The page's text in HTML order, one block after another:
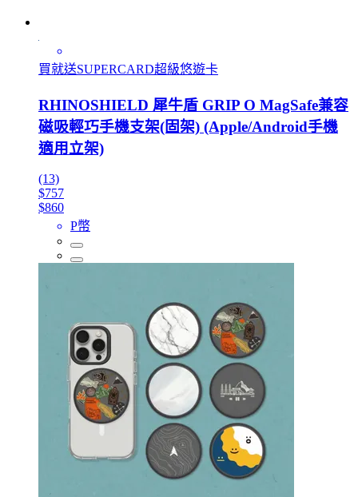
買就送SUPERCARD超級悠遊卡
RHINOSHIELD 犀牛盾 GRIP O MagSafe兼容
磁吸輕巧手機支架(固架) (Apple/Android手機
適用立架)
(13)
$757
$860
P幣